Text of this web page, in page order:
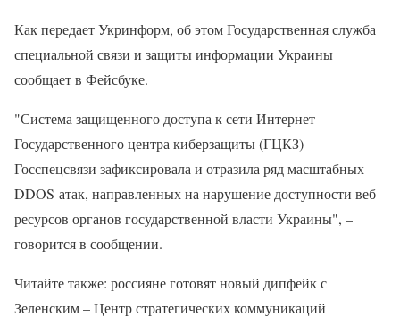
Как передает Укринформ, об этом Государственная служба
специальной связи и защиты информации Украины
сообщает в Фейсбуке.
"Система защищенного доступа к сети Интернет
Государственного центра киберзащиты (ГЦКЗ)
Госспецсвязи зафиксировала и отразила ряд масштабных
DDOS-атак, направленных на нарушение доступности веб-
ресурсов органов государственной власти Украины", –
говорится в сообщении.
Читайте также: россияне готовят новый дипфейк с
Зеленским – Центр стратегических коммуникаций